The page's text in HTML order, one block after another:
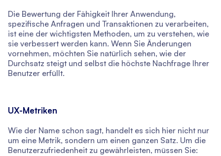
Die Bewertung der Fähigkeit Ihrer Anwendung,
spezifische Anfragen und Transaktionen zu verarbeiten,
ist eine der wichtigsten Methoden, um zu verstehen, wie
sie verbessert werden kann. Wenn Sie Änderungen
vornehmen, möchten Sie natürlich sehen, wie der
Durchsatz steigt und selbst die höchste Nachfrage Ihrer
Benutzer erfüllt.
UX-Metriken
Wie der Name schon sagt, handelt es sich hier nicht nur
um eine Metrik, sondern um einen ganzen Satz. Um die
Benutzerzufriedenheit zu gewährleisten, müssen Sie: